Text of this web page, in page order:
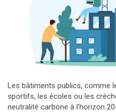
Les bâtiments publics, comme
sportifs, les écoles ou les
neutralité carbone à l’horizon